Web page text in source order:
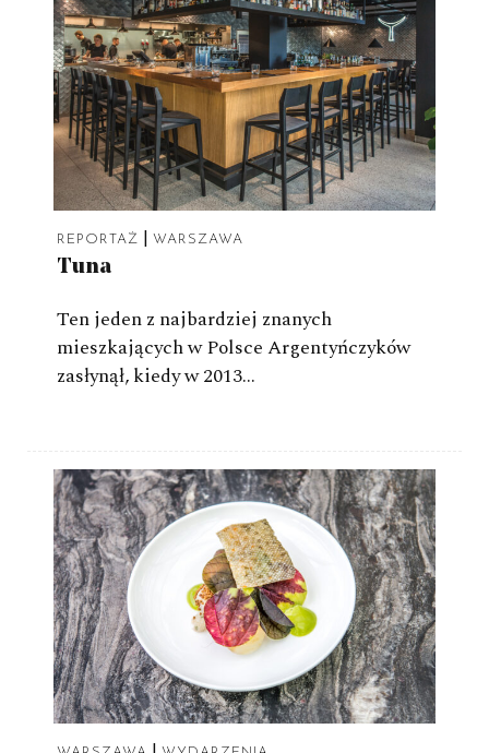
REPORTAŻ | WARSZAWA
Tuna
Ten jeden z najbardziej znanych
mieszkających w Polsce Argentyńczyków
zasłynął, kiedy w 2013…